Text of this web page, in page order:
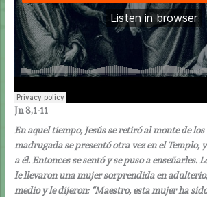
Jn 8,1-11
En aquel tiempo, Jesús se retiró al monte de los
madrugada se presentó otra vez en el Templo,
a él. Entonces se sentó y se puso a enseñarles.
le llevaron una mujer sorprendida en
medio y le dijeron: “Maestro, esta mujer ha